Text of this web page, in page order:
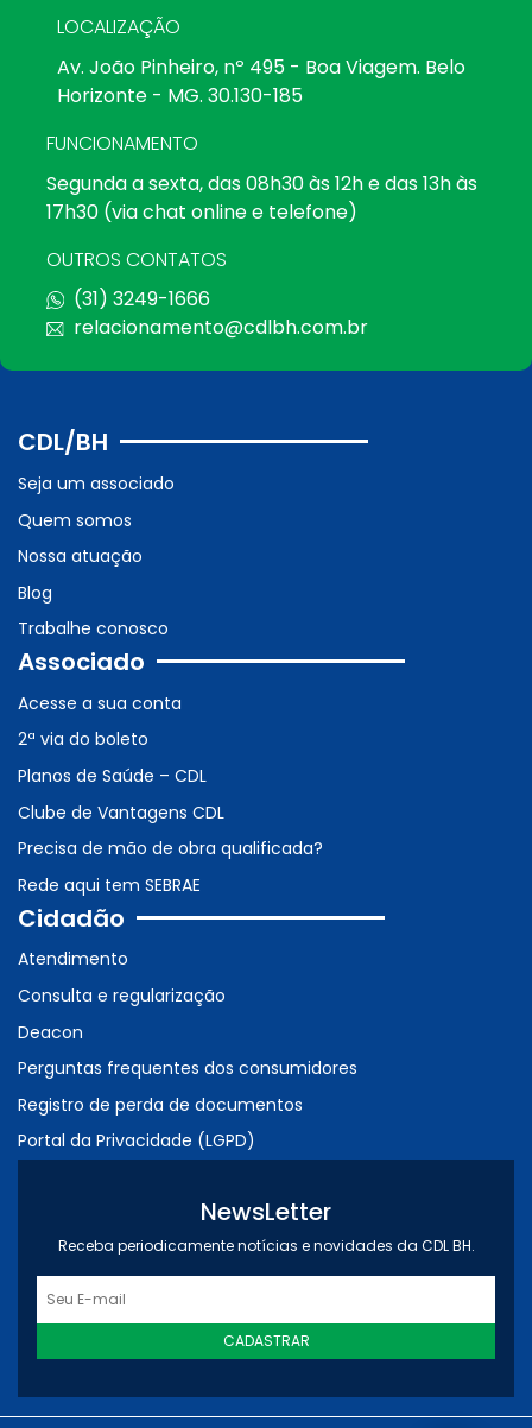
LOCALIZAÇÃO
Av. João Pinheiro, nº 495 - Boa Viagem. Belo
Horizonte - MG. 30.130-185
FUNCIONAMENTO
Segunda a sexta, das 08h30 às 12h e das 13h às
17h30 (via chat online e telefone)
OUTROS CONTATOS
(31) 3249-1666
relacionamento@cdlbh.com.br
CDL/BH
Seja um associado
Quem somos
Nossa atuação
Blog
Trabalhe conosco
Associado
Acesse a sua conta
2ª via do boleto
Planos de Saúde – CDL
Clube de Vantagens CDL
Precisa de mão de obra qualificada?
Rede aqui tem SEBRAE
Cidadão
Atendimento
Consulta e regularização
Deacon
Perguntas frequentes dos consumidores
Registro de perda de documentos
Portal da Privacidade (LGPD)
NewsLetter
Receba periodicamente notícias e novidades da CDL BH.
CADASTRAR